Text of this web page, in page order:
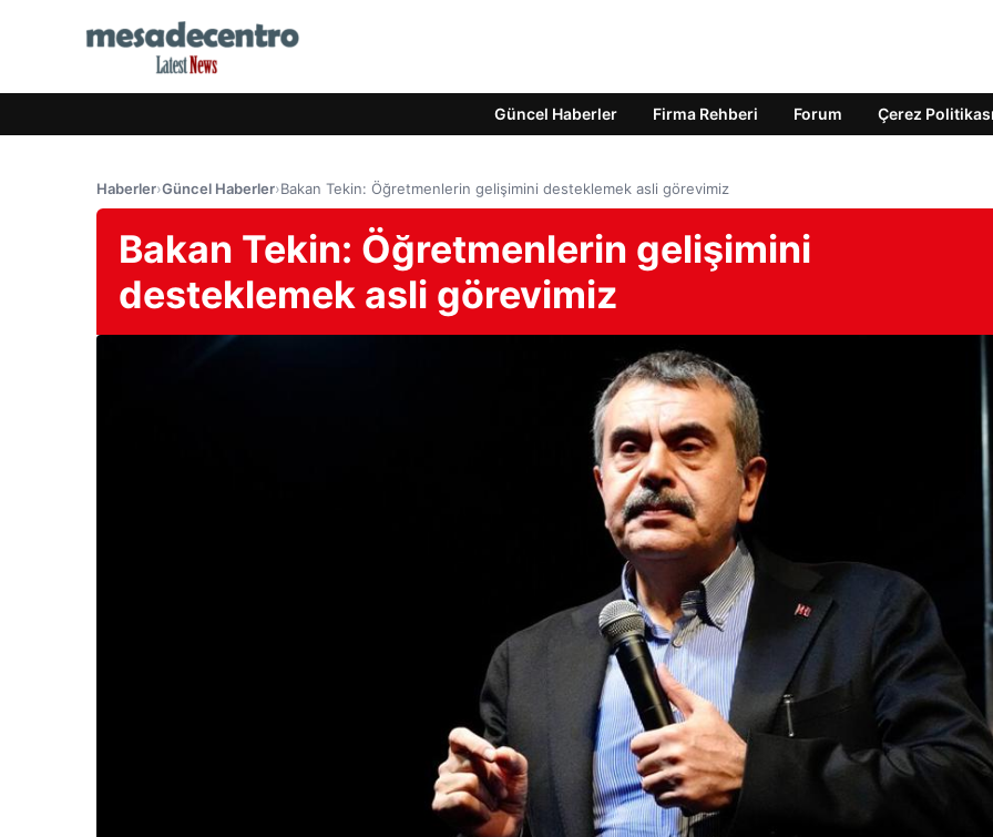
Güncel Haberler Firma Rehberi Forum Çerez Politikası
Haberler›Güncel Haberler›Bakan Tekin: Öğretmenlerin gelişimini desteklemek asli görevimiz
Bakan Tekin: Öğretmenlerin gelişimini
desteklemek asli görevimiz